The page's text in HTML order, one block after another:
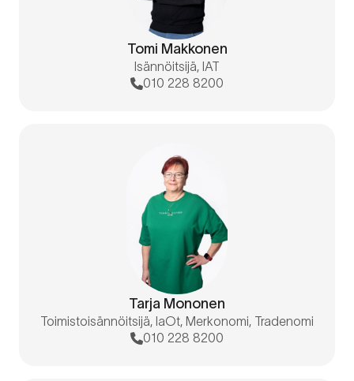
Tomi Makkonen
Isännöitsijä, IAT
010 228 8200
Tarja Mononen
Toimistoisännöitsijä, IaOt, Merkonomi, Tradenomi
010 228 8200